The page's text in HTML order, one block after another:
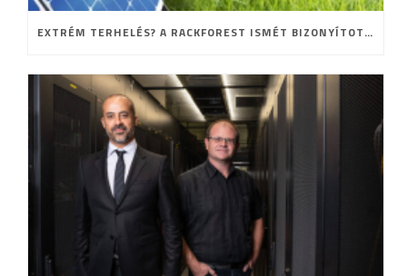
EXTRÉM TERHELÉS? A RACKFOREST ISMÉT BIZONYÍTOTT!